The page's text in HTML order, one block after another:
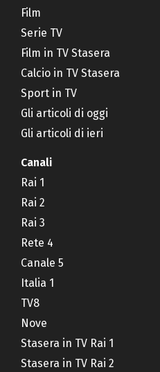
Film
Serie TV
Film in TV Stasera
Calcio in TV Stasera
Sport in TV
Gli articoli di oggi
Gli articoli di ieri
Canali
Rai 1
Rai 2
Rai 3
Rete 4
Canale 5
Italia 1
TV8
Nove
Stasera in TV Rai 1
Stasera in TV Rai 2